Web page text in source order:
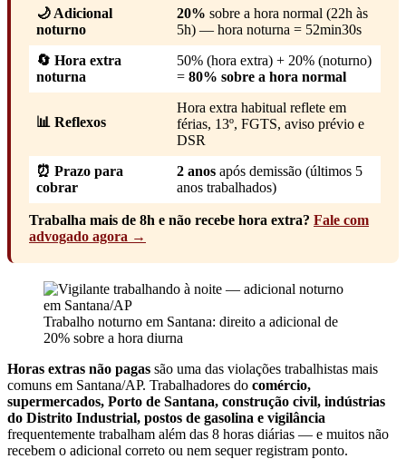
🌙 Adicional
noturno
20% sobre a hora normal (22h às
5h) — hora noturna = 52min30s
🔄 Hora extra
noturna
50% (hora extra) + 20% (noturno)
= 80% sobre a hora normal
📊 Reflexos
Hora extra habitual reflete em
férias, 13º, FGTS, aviso prévio e
DSR
⏰ Prazo para
cobrar
2 anos após demissão (últimos 5
anos trabalhados)
Trabalha mais de 8h e não recebe hora extra? Fale com
advogado agora →
Trabalho noturno em Santana: direito a adicional de
20% sobre a hora diurna
Horas extras não pagas são uma das violações trabalhistas mais
comuns em Santana/AP. Trabalhadores do comércio,
supermercados, Porto de Santana, construção civil, indústrias
do Distrito Industrial, postos de gasolina e vigilância
frequentemente trabalham além das 8 horas diárias — e muitos não
recebem o adicional correto ou nem sequer registram ponto.